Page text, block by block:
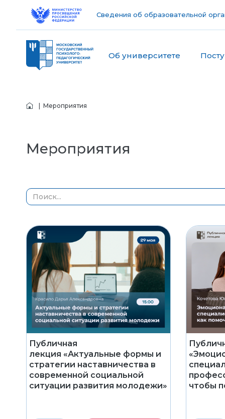
Сведения об образовательной
Об университете
| Мероприятия
Мероприятия
Публичная
лекция «Актуальные формы и
стратегии наставничества в
современной социальной
ситуации развития молодежи»
чтобы